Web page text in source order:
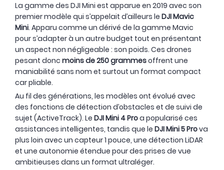
La gamme des DJI Mini est apparue en 2019 avec son
premier modèle qui s’appelait d’ailleurs le DJI Mavic
Mini. Apparu comme un dérivé de la gamme Mavic
pour s’adapter à un autre budget tout en présentant
un aspect non négligeable : son poids. Ces drones
pesant donc moins de 250 grammesoffrent une
maniabilité sans nom et surtout un format compact
car pliable.
Au fil des générations, les modèles ont évolué avec
des fonctions de détection d’obstacles et de suivi de
sujet (ActiveTrack). Le DJI Mini 4 Proa popularisé ces
assistances intelligentes, tandis que le DJI Mini 5 Prova
plus loin avec un capteur 1 pouce, une détection LiDAR
et une autonomie étendue pour des prises de vue
ambitieuses dans un format ultraléger.